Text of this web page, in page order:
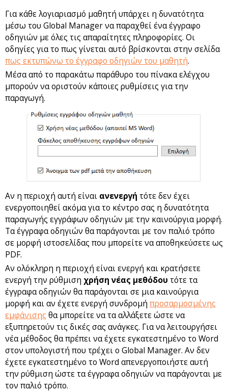
Για κάθε λογιαριασμό μαθητή υπάρχει η δυνατότητα
μέσω του Global Manager να παραχθεί ένα έγγραφο
οδηγιών με όλες τις απαραίτητες πληροφορίες. Οι
οδηγίες για το πως γίνεται αυτό βρίσκονται στην σελίδα
πως εκτυπώνω το έγγραφο οδηγιών του μαθητή.
Μέσα από το παρακάτω παράθυρο του πίνακα ελέγχου
μπορούν να οριστούν κάποιες ρυθμίσεις για την
παραγωγή.
Αν η περιοχή αυτή είναι ανενεργή τότε δεν έχει
ενεργοποιηθεί ακόμα για το κέντρο σας η δυνατότητα
παραγωγής εγγράφων οδηγιών με την καινούργια μορφή.
Τα έγγραφα οδηγιών θα παράγονται με τον παλιό τρόπο
σε μορφή ιστοσελίδας που μπορείτε να αποθηκεύσετε ως
PDF.
Αν ολόκληρη η περιοχή είναι ενεργή και κρατήσετε
ενεργή την ρύθμιση χρήση νέας μεθόδου τότε τα
έγγραφα οδηγιών θα παράγονται σε μια καινούργια
μορφή και αν έχετε ενεργή συνδρομή προσαρμοσμένης
εμφάνισης θα μπορείτε να τα αλλάξετε ώστε να
εξυπηρετούν τις δικές σας ανάγκες. Για να λειτουργήσει
νέα μέθοδος θα πρέπει να έχετε εγκατεστημένο το Word
στον υπολογιστή που τρέχει ο Global Manager. Αν δεν
έχετε εγκατεστημένο το Word απενεργοποιήστε αυτή
την ρύθμιση ώστε τα έγγραφα οδηγιών να παράγονται με
τον παλιό τρόπο.